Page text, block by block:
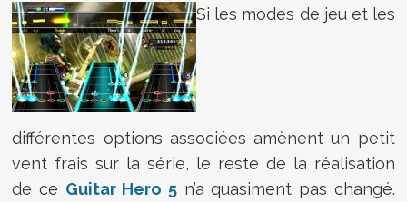
Si les modes de jeu et les
différentes options associées amènent un petit
vent frais sur la série, le reste de la réalisation
de ce Guitar Hero 5 n’a quasiment pas changé.